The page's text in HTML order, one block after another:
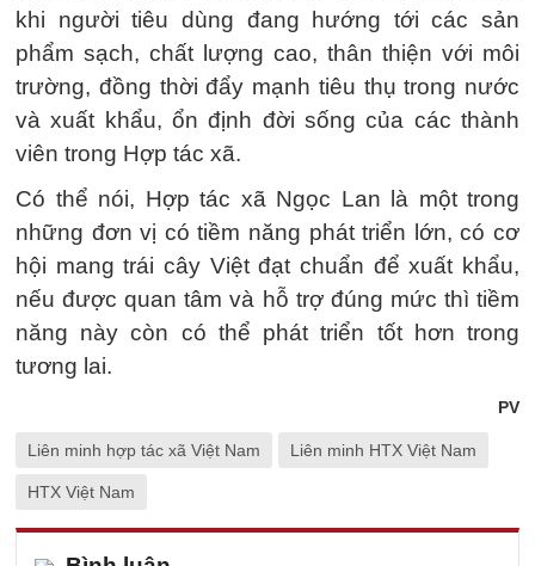
khi người tiêu dùng đang hướng tới các sản
phẩm sạch, chất lượng cao, thân thiện với môi
trường, đồng thời đẩy mạnh tiêu thụ trong nước
và xuất khẩu, ổn định đời sống của các thành
viên trong Hợp tác xã.
Có thể nói, Hợp tác xã Ngọc Lan là một trong
những đơn vị có tiềm năng phát triển lớn, có cơ
hội mang trái cây Việt đạt chuẩn để xuất khẩu,
nếu được quan tâm và hỗ trợ đúng mức thì tiềm
năng này còn có thể phát triển tốt hơn trong
tương lai.
PV
Liên minh hợp tác xã Việt Nam Liên minh HTX Việt Nam
HTX Việt Nam